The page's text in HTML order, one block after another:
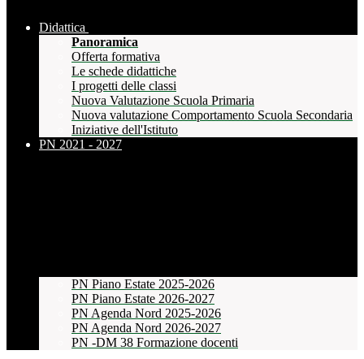
Didattica
Panoramica
Offerta formativa
Le schede didattiche
I progetti delle classi
Nuova Valutazione Scuola Primaria
Nuova valutazione Comportamento Scuola Secondaria
Iniziative dell'Istituto
PN 2021 - 2027
PN Piano Estate 2025-2026
PN Piano Estate 2026-2027
PN Agenda Nord 2025-2026
PN Agenda Nord 2026-2027
PN -DM 38 Formazione docenti